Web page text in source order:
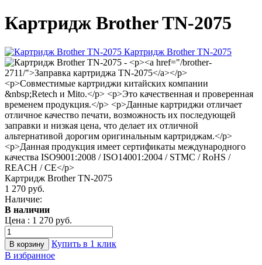
Картридж Brother TN-2075
Картридж Brother TN-2075
1 270 руб.
Наличие:
В наличии
Цена : 1 270 руб.
Купить в 1 клик
В избранное